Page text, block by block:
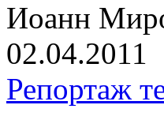
Иоанн
02.04.2011
Репортаж